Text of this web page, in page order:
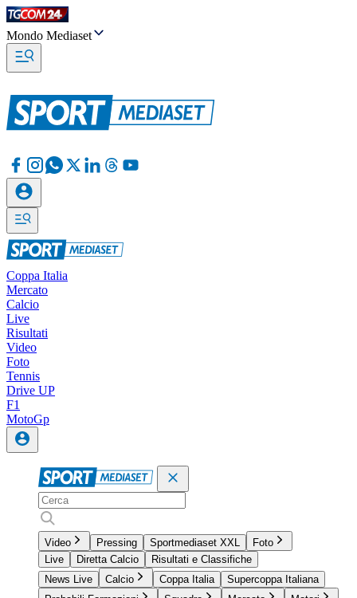
Mondo Mediaset
Coppa Italia
Mercato
Calcio
Live
Risultati
Video
Foto
Tennis
Drive UP
F1
MotoGp
Video Pressing Sportmediaset XXL
Foto
Live
Diretta Calcio
Risultati e Classifiche
News Live
Calcio Coppa Italia
Supercoppa Italiana